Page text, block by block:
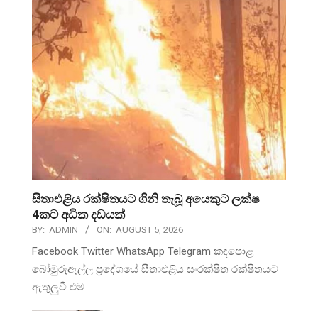
සීතාඑළිය රක්ෂිතයට ගිනි තැබූ අයෙකුට ලක්ෂ
4කට අධික දඩයක්
BY: ADMIN ON: AUGUST 5, 2026
Facebook Twitter WhatsApp Telegram කඳපොළ
බෝමුරුඇල්ල ප්‍රදේශයේ සීතාඑළිය සංරක්ෂිත රක්ෂිතයට
ඇතුලුවී එම